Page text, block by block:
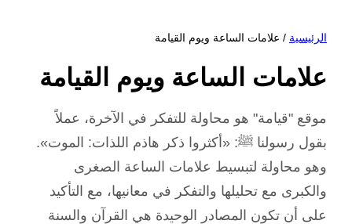
الرئيسية / علامات الساعة ويوم القيامة
علامات الساعة ويوم القيامة
موقع "قيامة" هو محاولة للتفكر في الآخرة، عملاً
بقول رسولنا ﷺ: «أكثروا ذكر هاذم اللذات: الموت».
وهو محاولة لتبسيط علامات الساعة الصغرى
والكبرى مع تحليلها والتفكر في معانيها، مع التأكيد
على أن تكون المصادر الوحيدة هي القرآن والسنة